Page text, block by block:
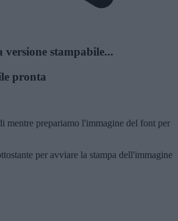
versione stampabile...
pronta
mentre prepariamo l'immagine del font per
per avviare la stampa dell'immagine